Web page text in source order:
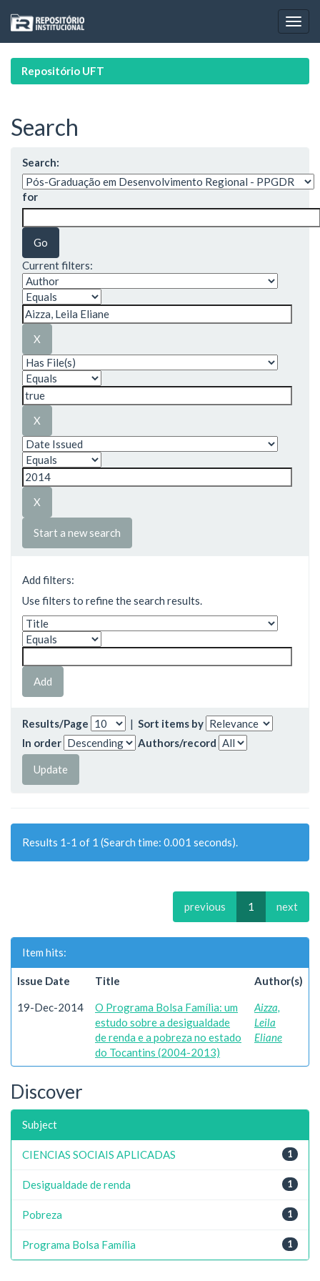
navigation
Repositório UFT
Search
Search:
for
Current filters:
Start a new search
Add filters:
Use filters to refine the search results.
Results/Page | Sort items by
In order
Authors/record
Results 1-1 of 1 (Search time: 0.001 seconds).
previous 1 next
Item hits:
Issue Date Title Author(s)
19-Dec-2014
O Programa Bolsa Família: um
estudo sobre a desigualdade
de renda e a pobreza no estado
do Tocantins (2004-2013)
Aizza,
Leila
Eliane
Discover
Subject
1
CIENCIAS SOCIAIS APLICADAS
1
Desigualdade de renda
1
Pobreza
1
Programa Bolsa Família